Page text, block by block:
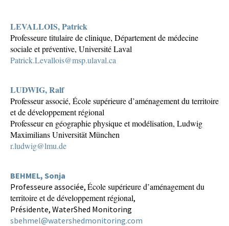
LEVALLOIS, Patrick
Professeure titulaire de clinique, Département de médecine
sociale et préventive, Université Laval
Patrick.Levallois@msp.ulaval.ca
LUDWIG, Ralf
Professeur associé, École supérieure d’aménagement du territoire
et de développement régional
Professeur en géographie physique et modélisation, Ludwig
Maximilians Universität München
r.ludwig@lmu.de
BEHMEL, Sonja
Professeure associée, École supérieure d’aménagement du
territoire et de développement régional,
Présidente, WaterShed Monitoring
sbehmel@watershedmonitoring.com